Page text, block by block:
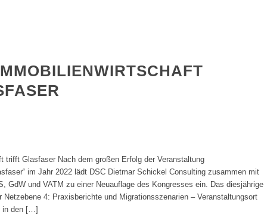
trifft Glasfaser Nach dem großen Erfolg der Veranstaltung
im Jahr 2022 lädt DSC Dietmar Schickel Consulting zusammen mit
GdW und VATM zu einer Neuauflage des Kongresses ein. Das diesjährige
Netzebene 4: Praxisberichte und Migrationsszenarien – Veranstaltungsort
in den […]